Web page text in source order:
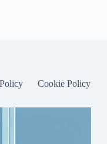
Cookie Policy